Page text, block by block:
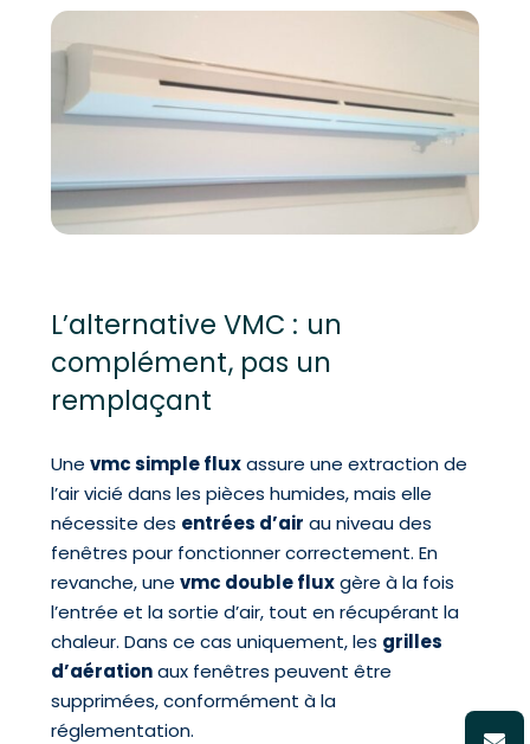
L’alternative VMC : un
complément, pas un
remplaçant
Une vmc simple fluxassure une extraction de
l’air vicié dans les pièces humides, mais elle
nécessite des entrées d’air au niveau des
fenêtres pour fonctionner correctement. En
revanche, une vmc double fluxgère à la fois
l’entrée et la sortie d’air, tout en récupérant la
chaleur. Dans ce cas uniquement, les grilles
d’aérationaux fenêtres peuvent être
supprimées, conformément à la
réglementation.